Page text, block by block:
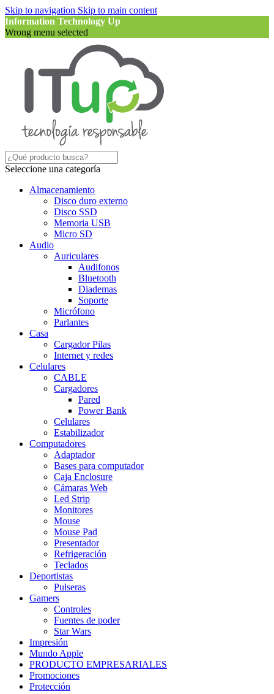
Skip to navigation Skip to main content
Information Technology Up
Wrong menu selected
Seleccione una categoría
Almacenamiento
Disco duro externo
Disco SSD
Memoria USB
Micro SD
Audio
Auriculares
Audifonos
Bluetooth
Diademas
Soporte
Micrófono
Parlantes
Casa
Cargador Pilas
Internet y redes
Celulares
CABLE
Cargadores
Pared
Power Bank
Celulares
Estabilizador
Computadores
Adaptador
Bases para computador
Caja Enclosure
Cámaras Web
Led Strip
Monitores
Mouse
Mouse Pad
Presentador
Refrigeración
Teclados
Deportistas
Pulseras
Gamers
Controles
Fuentes de poder
Star Wars
Impresión
Mundo Apple
PRODUCTO EMPRESARIALES
Promociones
Protección